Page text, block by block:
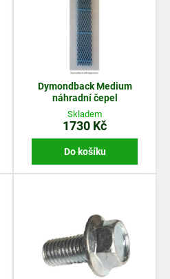
Dymondback Medium
náhradní čepel
Skladem
1730 Kč
Do košíku